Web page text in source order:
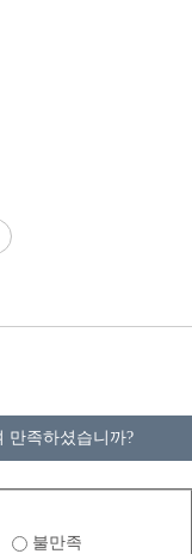
만족하셨습니까?
불만족